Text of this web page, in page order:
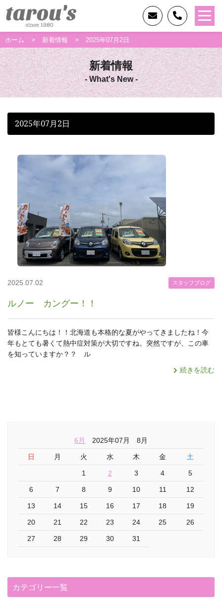
ホーム > 新着情報 > 2025年07月2日
新着情報
- What's New -
2025年07月2日
ルノー カングー！！
2025.07.02 スタッフブログ
皆様こんにちは！！北海道も本格的な夏がやってきましたね！今
年もとても暑くて熱中症対策が大切ですね。突然ですが、この車
を知っていますか？？ ル
続きを読む
6月 2025年07月 8月
日 月 火 水 木 金 土
1 2 3 4 5
6 7 8 9 10 11 12
13 14 15 16 17 18 19
20 21 22 23 24 25 26
27 28 29 30 31
カテゴリー一覧